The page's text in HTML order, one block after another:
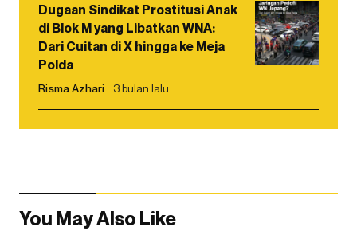
Dugaan Sindikat Prostitusi Anak
di Blok M yang Libatkan WNA:
Dari Cuitan di X hingga ke Meja
Polda
Risma Azhari 3 bulan lalu
You May Also Like